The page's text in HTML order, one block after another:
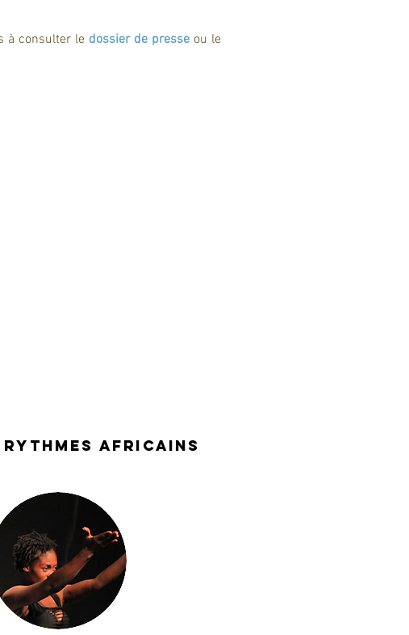
à consulter le dossier de presse ou le
Rythmes africains